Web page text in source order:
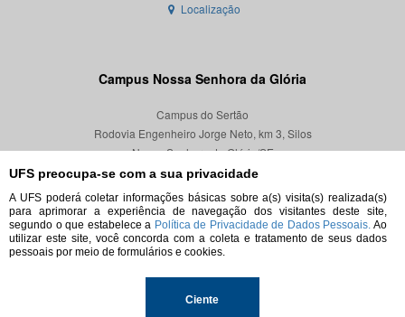
UFS preocupa-se com a sua privacidade
A UFS poderá coletar informações básicas sobre a(s) visita(s) realizada(s)
para aprimorar a experiência de navegação dos visitantes deste site,
segundo o que estabelece a Política de Privacidade de Dados Pessoais. Ao
utilizar este site, você concorda com a coleta e tratamento de seus dados
pessoais por meio de formulários e cookies.
Ciente
Localização
Campus Nossa Senhora da Glória
Campus do Sertão
Rodovia Engenheiro Jorge Neto, km 3, Silos
Nossa Senhora da Glória/SE
CEP 49680-000
Localização
© 2026. Todos os direitos reservados.